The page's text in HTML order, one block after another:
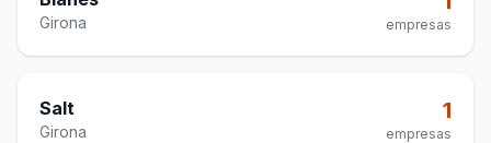
Girona empresas
Salt
Girona
1
empresas